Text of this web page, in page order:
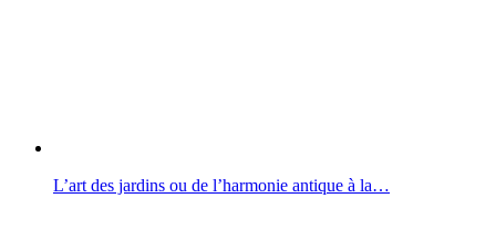
L’art des jardins ou de l’harmonie antique à la…